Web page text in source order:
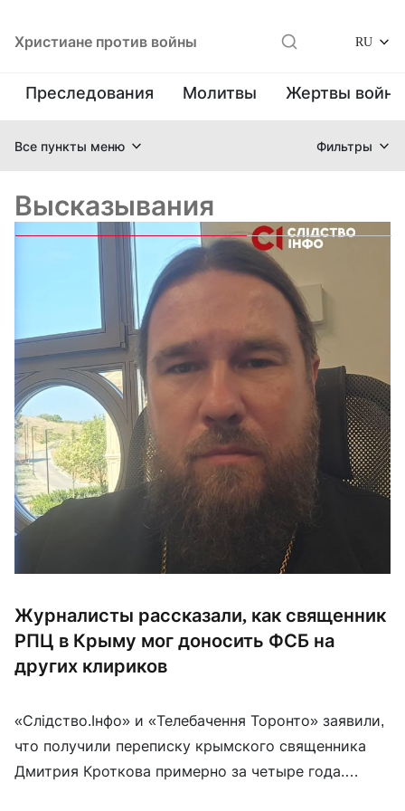
Христиане против войны RU
Преследования Молитвы Жертвы
Все пункты меню Фильтры
Высказывания
Журналисты рассказали, как священник
РПЦ в Крыму мог доносить ФСБ на
других клириков
«Слідство.Інфо» и «Телебачення Торонто» заявили,
что получили переписку крымского священника
Дмитрия Кроткова примерно за четыре года.